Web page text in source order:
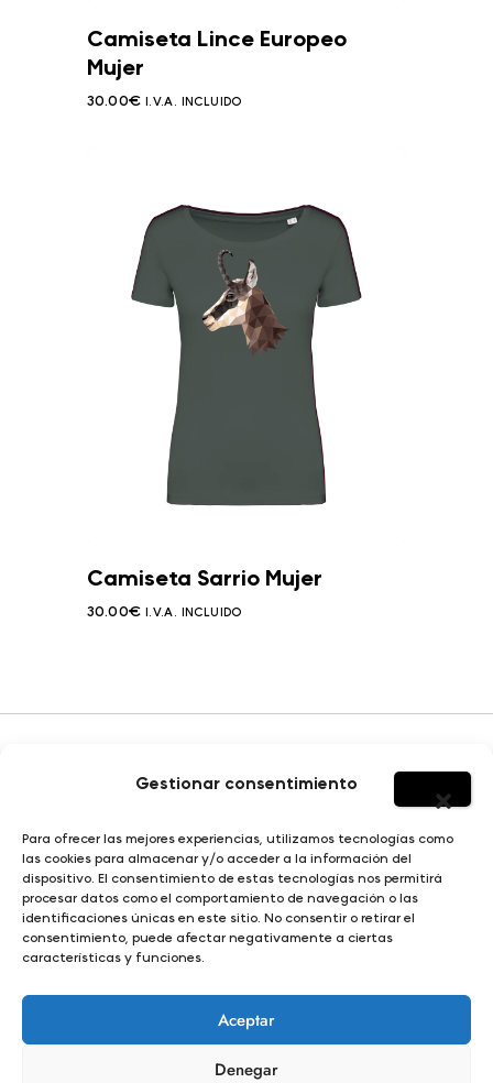
Gestionar consentimiento
Para ofrecer las mejores experiencias, utilizamos tecnologías como
las cookies para almacenar y/o acceder a la información del
dispositivo. El consentimiento de estas tecnologías nos permitirá
procesar datos como el comportamiento de navegación o las
identificaciones únicas en este sitio. No consentir o retirar el
consentimiento, puede afectar negativamente a ciertas
características y funciones.
Aceptar
Denegar
Camiseta Lince Europeo
Mujer
30.00€ I.V.A. INCLUIDO
Camiseta Sarrio Mujer
30.00€ I.V.A. INCLUIDO
HOMBRE
MUJER
NIÑO
SOBRE YERBAJO
DISEÑO E ILUSTRACIÓN
© Yerbajo 2024
Condiciones de compra |Aviso legal |Política de privacidad |
Política de cookies |Términos y condiciones |
Propiedad intelectual y derechos de autor